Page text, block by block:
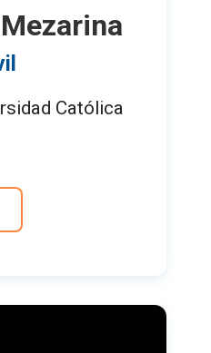
Católica